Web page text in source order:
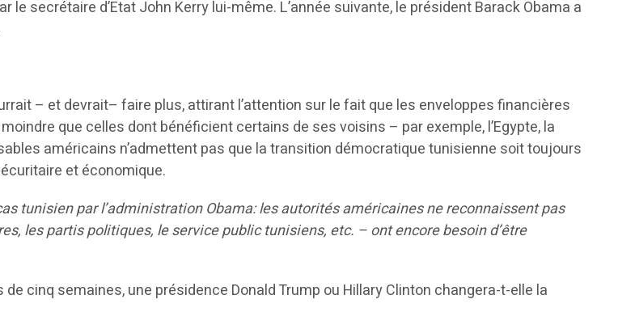
secrétaire d’Etat John Kerry lui-même. L’année suivante, le président Barack Obama a
– et devrait– faire plus, attirant l’attention sur le fait que les enveloppes financières
que celles dont bénéficient certains de ses voisins – par exemple, l’Egypte, la
américains n’admettent pas que la transition démocratique tunisienne soit toujours
et économique.
tunisien par l’administration Obama: les autorités américaines ne reconnaissent pas
les partis politiques, le service public tunisiens, etc. – ont encore besoin d’être
cinq semaines, une présidence Donald Trump ou Hillary Clinton changera-t-elle la